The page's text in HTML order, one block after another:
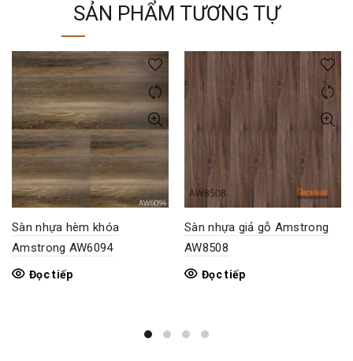
SẢN PHẨM TƯƠNG TỰ
Sàn nhựa hèm khóa
Amstrong AW6094
Đọc tiếp
Sàn nhựa giả gỗ Amstrong
AW8508
Đọc tiếp